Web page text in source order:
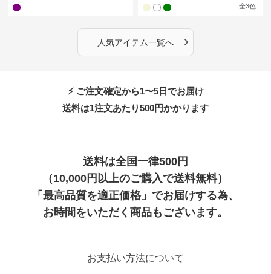
全3色
人気アイテム一覧へ ›
⚡ ご注文確定から1〜5日でお届け
送料は1注文あたり500円かかります
送料は全国一律500円
（10,000円以上のご購入で送料無料）
「最高品質を適正価格」でお届けする為、
お時間をいただく商品もございます。
お支払い方法について